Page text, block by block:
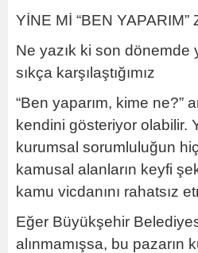
YİNE Mİ “BEN YAPARIM”
Ne yazık ki son dönemde
sıkça karşılaştığımız
“Ben yaparım, kime ne?”
kendini gösteriyor olabilir.
kurumsal sorumluluğun
kamusal alanların keyfi
kamu vicdanını rahatsız
Eğer Büyükşehir
alınmamışsa, bu pazarın